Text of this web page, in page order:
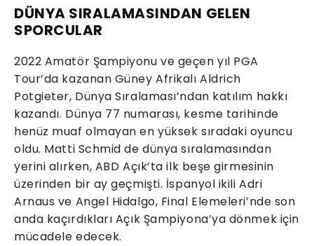
DÜNYA SIRALAMASINDAN GELEN
SPORCULAR
2022 Amatör Şampiyonu ve geçen yıl PGA
Tour’da kazanan Güney Afrikalı Aldrich
Potgieter, Dünya Sıralaması’ndan katılım hakkı
kazandı. Dünya 77 numarası, kesme tarihinde
henüz muaf olmayan en yüksek sıradaki oyuncu
oldu. Matti Schmid de dünya sıralamasından
yerini alırken, ABD Açık’ta ilk beşe girmesinin
üzerinden bir ay geçmişti. İspanyol ikili Adri
Arnaus ve Angel Hidalgo, Final Elemeleri’nde son
anda kaçırdıkları Açık Şampiyona’ya dönmek için
mücadele edecek.